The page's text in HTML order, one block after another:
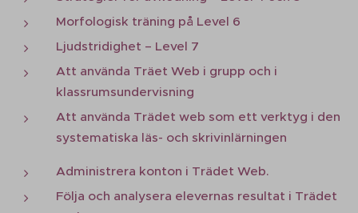
Morfologisk träning på Level 6
Ljudstridighet – Level 7
Att använda Träet Web i grupp och i
klassrumsundervisning
Att använda Trädet web som ett verktyg i den
systematiska läs- och skrivinlärningen
Administrera konton i Trädet Web.
Följa och analysera elevernas resultat i Trädet